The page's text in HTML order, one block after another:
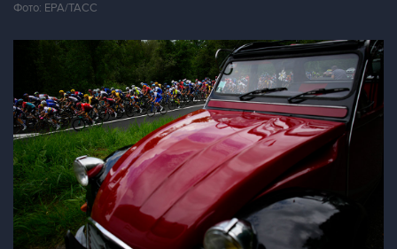
Фото: EPA/ТАСС